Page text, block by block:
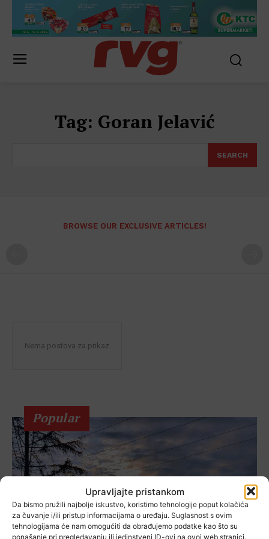
Upravljajte pristankom
Da bismo pružili najbolje iskustvo, koristimo tehnologije poput kolačića
za čuvanje i/ili pristup informacijama o uređaju. Suglasnost s ovim
tehnologijama će nam omogućiti da obrađujemo podatke kao što su
ponašanje pri pregledavanju ili jedinstveni ID-ovi na ovoj web stranici.
Tag: Goran Jelavić
SEARCH
BROWSE OUR EXCLUSIVE ARTICLES!
Nema postova za prikaz
Popular